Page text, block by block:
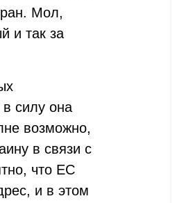
Мол,
и так за
в силу она
возможно,
в связи с
что ЕС
и в этом